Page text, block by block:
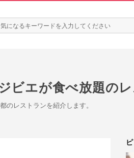
索:
ビエが食べ放題の
のレストランを紹介します。